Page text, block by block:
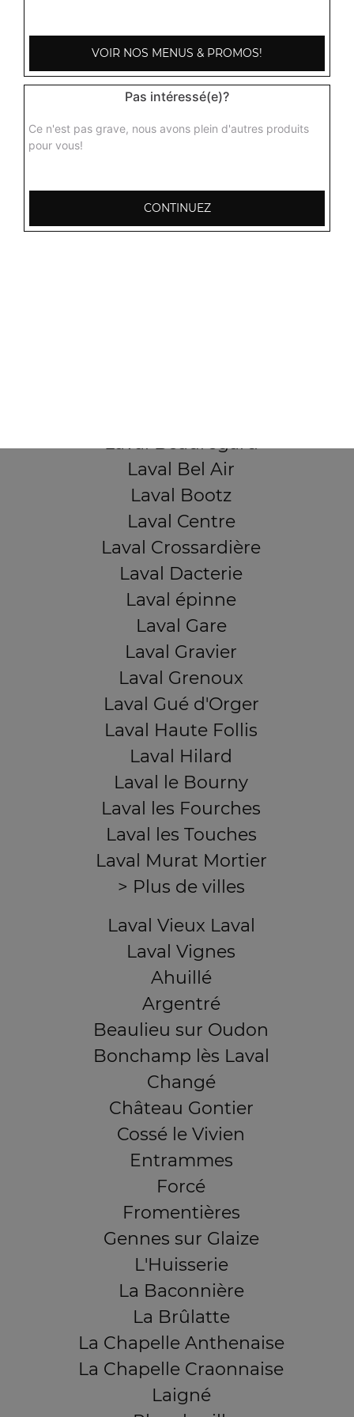
Laval Beauregard
Laval Bel Air
Laval Bootz
Laval Centre
Laval Crossardière
Laval Dacterie
Laval épinne
Laval Gare
Laval Gravier
Laval Grenoux
Laval Gué d'Orger
Laval Haute Follis
Laval Hilard
Laval le Bourny
Laval les Fourches
Laval les Touches
Laval Murat Mortier
> Plus de villes
Laval Vieux Laval
Laval Vignes
Ahuillé
Argentré
Beaulieu sur Oudon
Bonchamp lès Laval
Changé
Château Gontier
Cossé le Vivien
Entrammes
Forcé
Fromentières
Gennes sur Glaize
L'Huisserie
La Baconnière
La Brûlatte
La Chapelle Anthenaise
La Chapelle Craonnaise
Laigné
VOIR NOS MENUS & PROMOS!
Pas intéressé(e)?
Ce n'est pas grave, nous avons plein d'autres produits
pour vous!
CONTINUEZ